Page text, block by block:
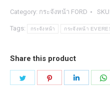
Category: กระจังหน้า FORD SKU:
Tags: กระจังหน้า กระจังหน้า
Share this product